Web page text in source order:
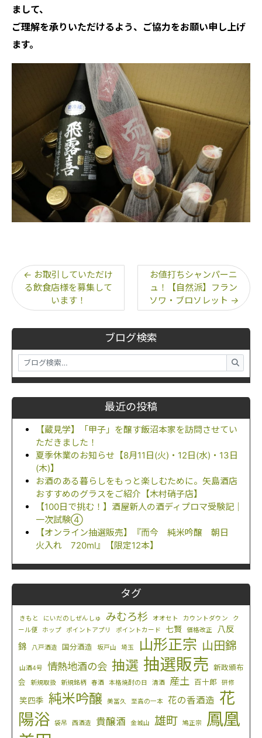
ブログ検索
最近の投稿
【蔵見学】「甲子」を醸す飯沼本家を訪問させてい
ただきました！
夏季休業のお知らせ【8月11日(火)・12日(水)・13日
(木)】
お酒のある暮らしをもっと楽しむために。矢島酒店
おすすめのグラスをご紹介【木村硝子店】
【100日で挑む！】酒屋新人の酒ディプロマ受験記｜
一次試験④
【オンライン抽選販売】『而今 純米吟醸 朝日
火入れ 720ml』【限定12本】
タグ
きもと にいだのしぜんしゅ みむろ杉 オオセト カウントダウン
ク
ール便
ホップ ポイントアプリ ポイントカード 七賢 価格改正
八反
錦
八戸酒造 国分酒造 坂戸山 埼玉 山形正宗 山田錦
山酒4号 情熱地酒の会 抽選 抽選販売 新政頒布
会
新規取扱 新規銘柄 春酒 本格焼酎の日 清酒 産土 百十郎 研修
笑四季 純米吟醸 美冨久 至高の一本 花の香酒造 花
陽浴
袋吊 西酒造 貴醸酒 金城山 雄町 鳩正宗
鳳凰
まして、
ご理解を承りいただけるよう、ご協力をお願い申し上げ
ます。
← お取引していただけ
る飲食店様を募集して
います！
お値打ちシャンパーニ
ュ！【自然派】フラン
ソワ・ブロソレット →